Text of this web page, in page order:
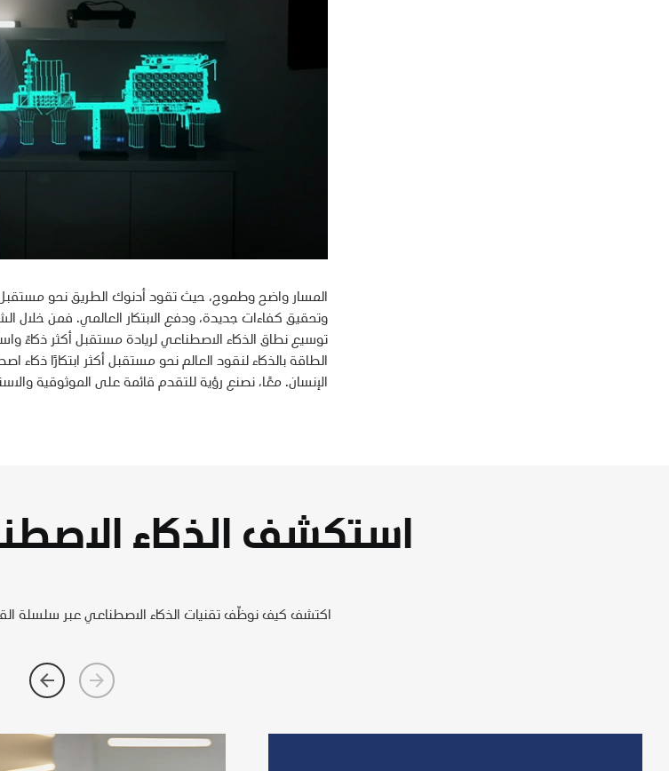
المسار واضح وطموح، حيث تقود أدنوك الطريق نحو مستقبل
وتحقيق كفاءات جديدة، ودفع الابتكار العالمي. فمن خلال
توسيع نطاق الذكاء الاصطناعي لريادة مستقبل أكثر ذكاءً
الطاقة بالذكاء لنقود العالم نحو مستقبل أكثر ابتكارًا
الإنسان. معًا، نصنع رؤية للتقدم قائمة على الموثوقية
استكشف الذكاء
اكتشف كيف نوظّف تقنيات الذكاء الاصطناعي عبر سلسلة
arrow_back
arrow_forward